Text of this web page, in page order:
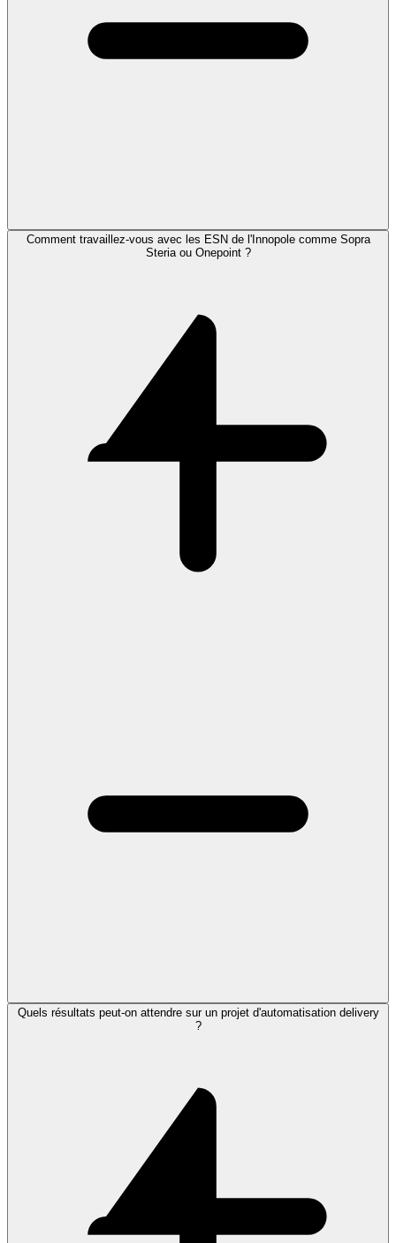
Comment travaillez-vous avec les ESN de l'Innopole comme Sopra
Steria ou Onepoint ?
Quels résultats peut-on attendre sur un projet d'automatisation delivery
?